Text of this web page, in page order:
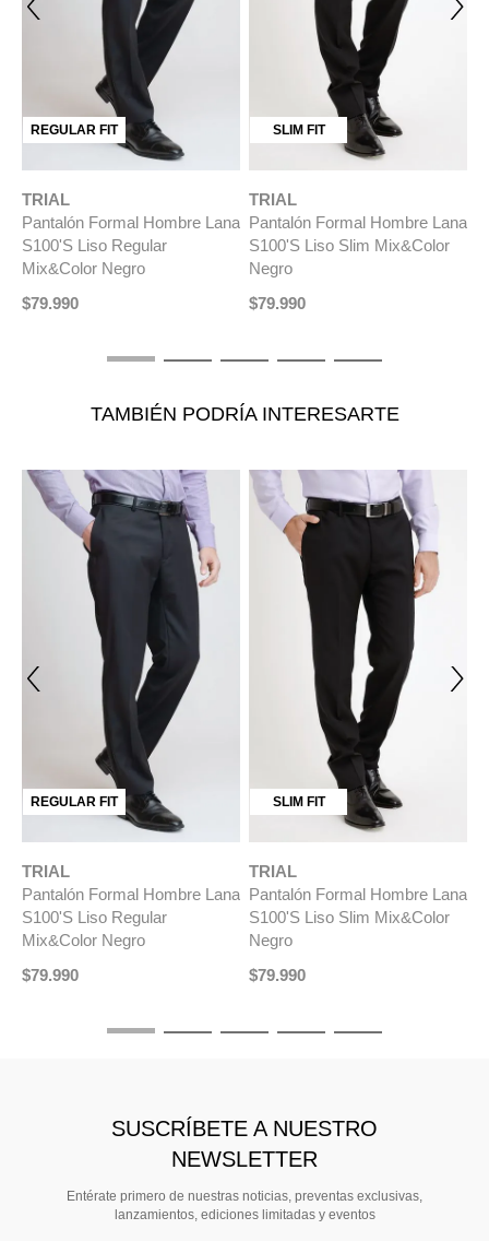
REGULAR FIT
TRIAL
Pantalón Formal Hombre Lana
S100'S Liso Regular
Mix&Color Negro
$79.990
SLIM FIT
TRIAL
Pantalón Formal Hombre Lana
S100'S Liso Slim Mix&Color
Negro
$79.990
TAMBIÉN PODRÍA INTERESARTE
REGULAR FIT
TRIAL
Pantalón Formal Hombre Lana
S100'S Liso Regular
Mix&Color Negro
$79.990
SLIM FIT
TRIAL
Pantalón Formal Hombre Lana
S100'S Liso Slim Mix&Color
Negro
$79.990
SUSCRÍBETE A NUESTRO
NEWSLETTER
Entérate primero de nuestras noticias, preventas exclusivas,
lanzamientos, ediciones limitadas y eventos